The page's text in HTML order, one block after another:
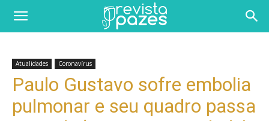
Atualidades Coronavírus
Paulo Gustavo sofre embolia
pulmonar e seu quadro passa